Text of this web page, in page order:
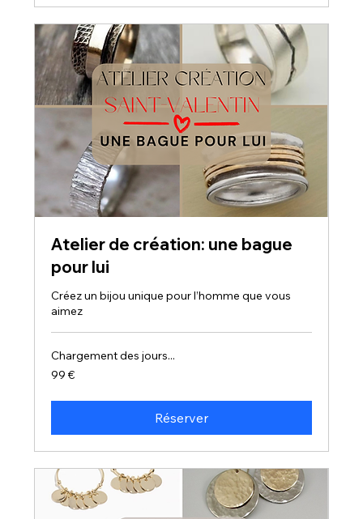
Atelier de création: une bague
pour lui
Créez un bijou unique pour l’homme que vous
aimez
Chargement des jours...
99
euros
99 €
Réserver